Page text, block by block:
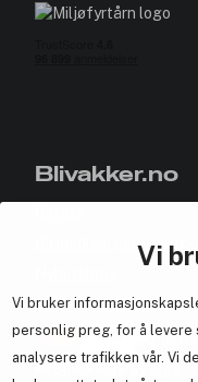
Vi
Vi bruker
personlig preg, for å levere
analysere trafikken vår. Vi
Blivakker.no
Bli medlem helt gratis
Samarbeid med oss